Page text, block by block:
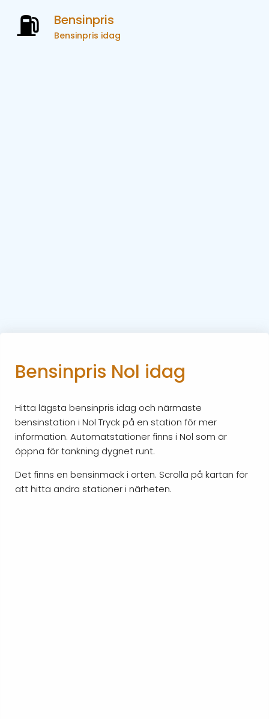
Bensinpris
Bensinpris idag
Bensinpris Nol idag
Hitta lägsta bensinpris idag och närmaste
bensinstation i Nol Tryck på en station för mer
information. Automatstationer finns i Nol som är
öppna för tankning dygnet runt.
Det finns en bensinmack i orten. Scrolla på kartan för
att hitta andra stationer i närheten.